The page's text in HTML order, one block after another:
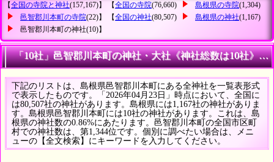
【全国の寺院と神社(157,167)】 【全国の寺院(76,660) 島根県の寺院(1,304)
邑智郡川本町の寺院(22)】 【全国の神社(80,507) 島根県の神社(1,167)
邑智郡川本町の神社(10)】
「10社」邑智郡川本町の神社・大社《神社総数は10社》の
下記のリストは、島根県邑智郡川本町にある全神社を一覧表形式
で表示したものです。「2026年04月23日」時点において、全国に
は80,507社の神社があります。島根県には1,167社の神社がありま
す。島根県邑智郡川本町には10社の神社があります。これは、島
根県の神社数の0.86%にあたります。邑智郡川本町の全国市区町
村での神社数は、第1,344位です。個別に調べたい場合は、メニ
ューの【全文検索】にキーワードを入力してください。